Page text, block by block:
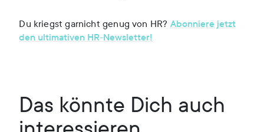
Du kriegst garnicht genug von HR? Abonniere jetzt
den ultimativen HR-Newsletter!
Das könnte Dich auch